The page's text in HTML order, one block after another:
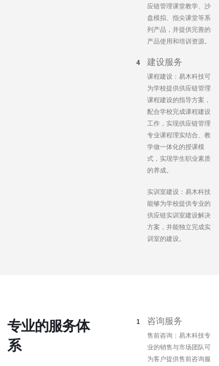
应链管理课堂教学、沙
盘模拟、指尖课堂等系
列产品，并提供完善的
产品使用和培训资源。
建设服务
课程建设：易木科技可
为学校提供供应链管理
课程建设的指导方案，
配合学校完成课程建设
工作，实现供应链管理
专业课程理实结合、教
学做一体化的授课模
式，实现学生职业素质
的养成。
实训室建设：易木科技
能够为学校提供专业的
供应链实训室建设解决
方案，并能独立完成实
训室的建设。
专业的服务体
系
咨询服务
售前咨询：易木科技专
业的销售与市场团队可
为客户提供售前咨询服